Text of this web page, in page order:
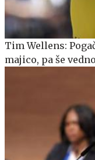
Tim Wellens:
majico, pa še